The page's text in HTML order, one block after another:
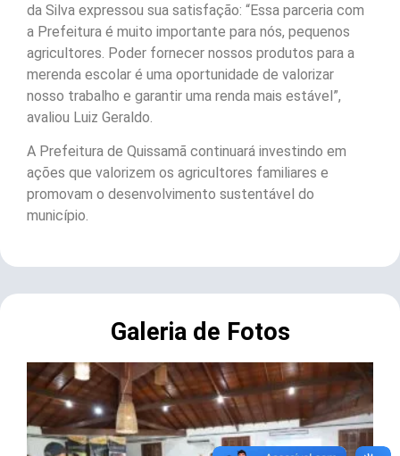
da Silva expressou sua satisfação: “Essa parceria com
a Prefeitura é muito importante para nós, pequenos
agricultores. Poder fornecer nossos produtos para a
merenda escolar é uma oportunidade de valorizar
nosso trabalho e garantir uma renda mais estável”,
avaliou Luiz Geraldo.
A Prefeitura de Quissamã continuará investindo em
ações que valorizem os agricultores familiares e
promovam o desenvolvimento sustentável do
município.
Galeria de Fotos